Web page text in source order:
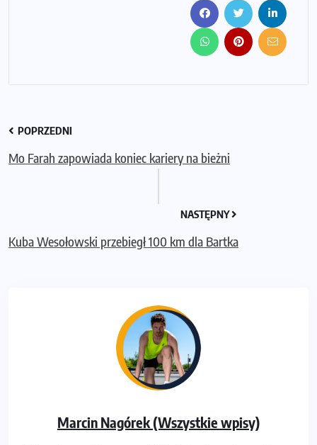
POPRZEDNI
Mo Farah zapowiada koniec kariery na bieżni
NASTĘPNY
Kuba Wesołowski przebiegł 100 km dla Bartka
Marcin Nagórek (Wszystkie wpisy)